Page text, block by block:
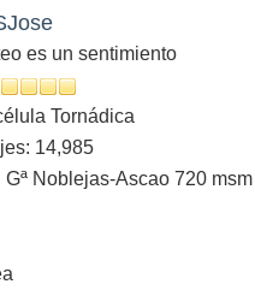
es un sentimiento
Tornádica
14,985
Gª Noblejas-Ascao 720 msm